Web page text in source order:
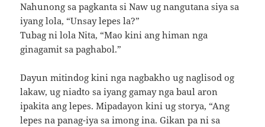
Nahunong sa pagkanta si Naw ug nangutana siya sa
iyang lola, “Unsay lepes la?”
Tubag ni lola Nita, “Mao kini ang himan nga
ginagamit sa paghabol.”
Dayun mitindog kini nga nagbakho ug naglisod og
lakaw, ug niadto sa iyang gamay nga baul aron
ipakita ang lepes. Mipadayon kini ug storya, “Ang
lepes na panag-iya sa imong ina. Gikan pa ni sa